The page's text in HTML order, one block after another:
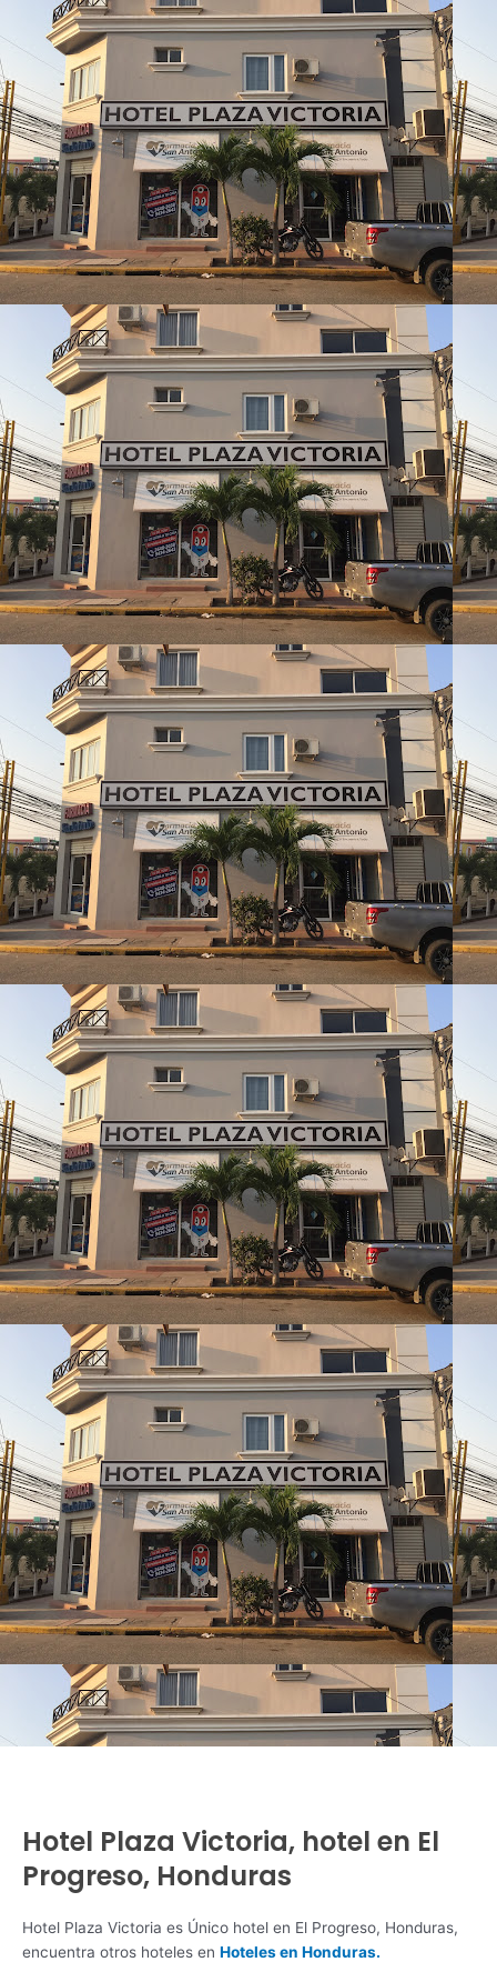
Hotel Plaza Victoria, hotel en El
Progreso, Honduras
Hotel Plaza Victoria es Único hotel en El Progreso, Honduras,
encuentra otros hoteles en Hoteles en Honduras.